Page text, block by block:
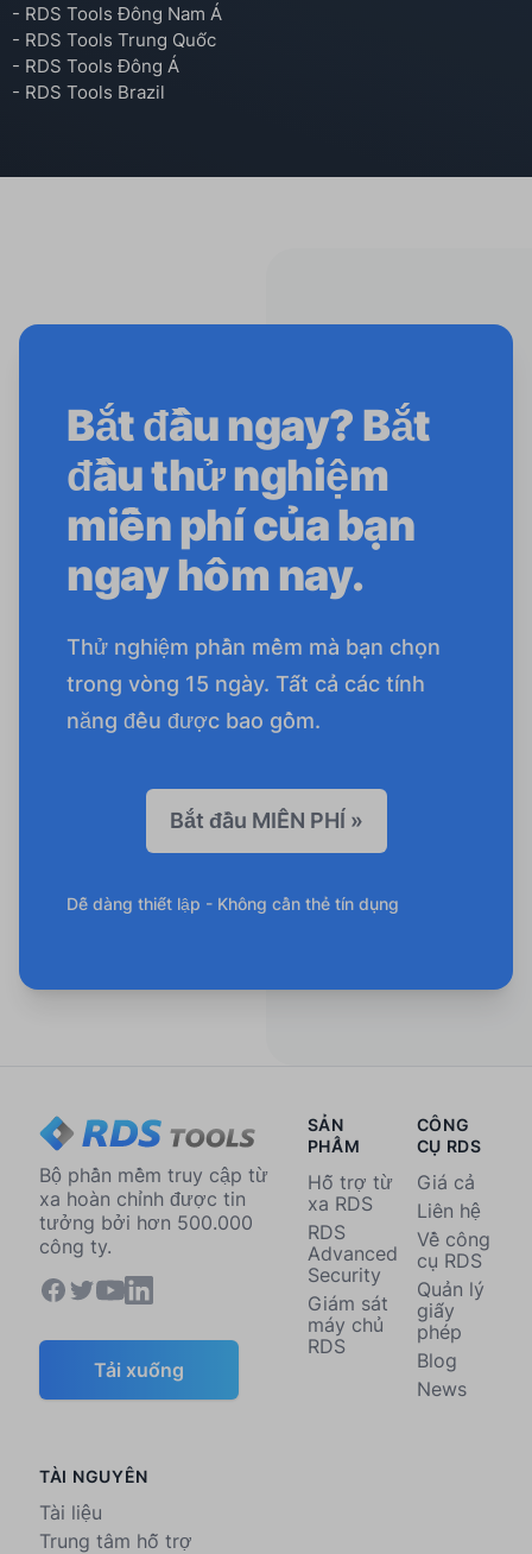
- RDS Tools Đông Nam Á
- RDS Tools Trung Quốc
- RDS Tools Đông Á
- RDS Tools Brazil
Bắt đầu ngay? Bắt
đầu thử nghiệm
miễn phí của bạn
ngay hôm nay.
Thử nghiệm phần mềm mà bạn chọn
trong vòng 15 ngày. Tất cả các tính
năng đều được bao gồm.
Bắt đầu MIỄN PHÍ »
Dễ dàng thiết lập - Không cần thẻ tín dụng
Bộ phần mềm truy cập từ
xa hoàn chỉnh được tin
tưởng bởi hơn 500.000
công ty.
Tải xuống
SẢN
PHẨM
Hỗ trợ từ
xa RDS
RDS
Advanced
Security
Giám sát
máy chủ
RDS
TÀI NGUYÊN
Tài liệu
Trung tâm hỗ trợ
CÔNG
CỤ RDS
Giá cả
Liên hệ
Về công
cụ RDS
Quản lý
giấy
phép
Blog
News